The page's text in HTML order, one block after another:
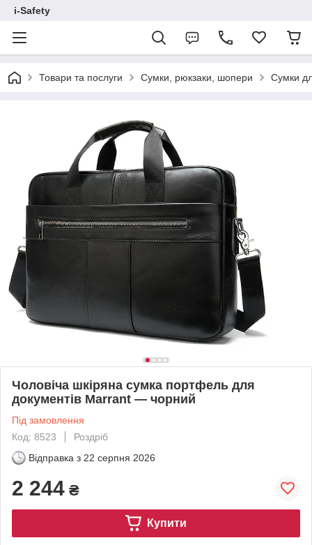
i-Safety
Товари та послуги Сумки, рюкзаки, шопери Сумки
Чоловіча шкіряна сумка портфель для
документів Marrant — чорний
Під замовлення
Код: 8523
Роздріб
Відправка з 22 серпня 2026
2 244 ₴
Купити